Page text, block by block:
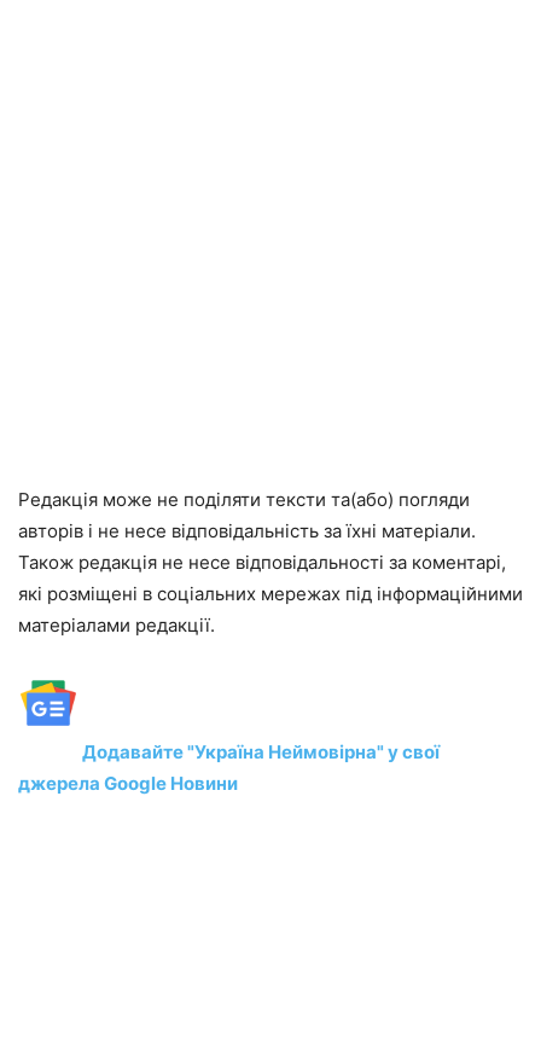
Редакція може не поділяти тексти та(або) погляди
авторів і не несе відповідальність за їхні матеріали.
Також редакція не несе відповідальності за коментарі,
які розміщені в соціальних мережах під інформаційними
матеріалами редакції.
Додавайте "Україна Неймовірна" у свої
джерела Google Новини